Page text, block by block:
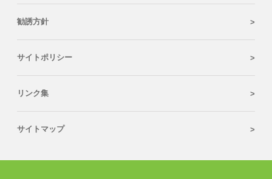
勧誘方針
サイトポリシー
リンク集
サイトマップ